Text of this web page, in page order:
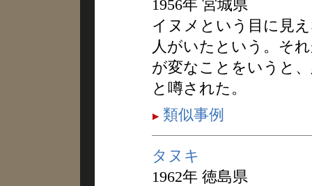
1956年 宮城県
イヌメという目に見
人がいたという。そ
が変なことをいうと
と噂された。
類似事例
タヌキ
1962年 徳島県